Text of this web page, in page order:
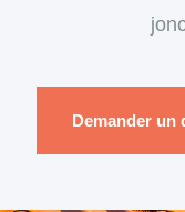
Demander un